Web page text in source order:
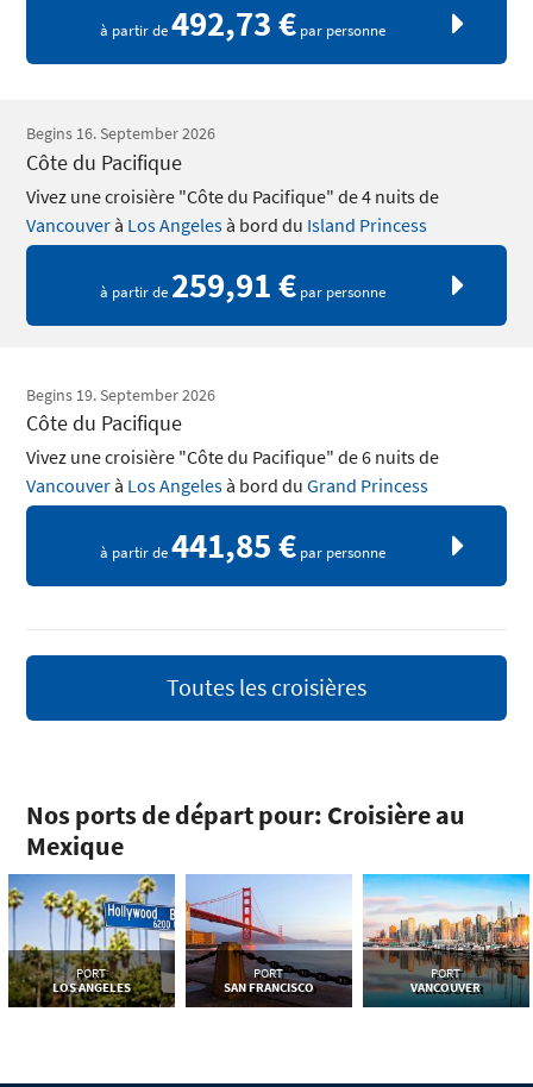
à partir de492,73 €par personne
Begins 16. September 2026
Côte du Pacifique
Vivez une croisière "Côte du Pacifique" de 4 nuits de
Vancouverà Los Angelesà bord du Island Princess
à partir de 259,91 €par personne
Begins 19. September 2026
Côte du Pacifique
Vivez une croisière "Côte du Pacifique" de 6 nuits de
Vancouverà Los Angelesà bord duGrand Princess
à partir de441,85 €par personne
Toutes les croisières
Nos ports de départ pour: Croisière au
Mexique
PORT
LOS ANGELES
PORT
SAN FRANCISCO
PORT
VANCOUVER